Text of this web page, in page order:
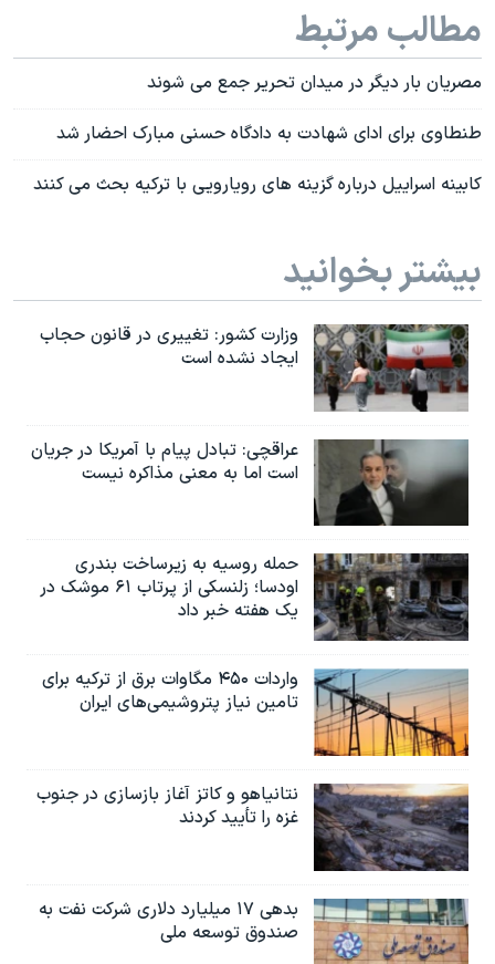
مطالب مرتبط
مصریان بار دیگر در میدان تحریر جمع می شوند
طنطاوی برای ادای شهادت به دادگاه حسنی مبارک احضار شد
کابینه اسراییل درباره گزینه های رویارویی با ترکیه بحث می کنند
بیشتر بخوانید
وزارت کشور: تغییری در قانون حجاب
ایجاد نشده است
عراقچی: تبادل پیام با آمریکا در جریان
است اما به معنی مذاکره نیست
حمله روسیه به زیرساخت بندری
اودسا؛ زلنسکی از پرتاب ۶۱ موشک در
یک هفته خبر داد
واردات ۴۵۰ مگاوات برق از ترکیه برای
تامین نیاز پتروشیمی‌های ایران
نتانیاهو و کاتز آغاز بازسازی در جنوب
غزه را تأیید کردند
بدهی ۱۷ میلیارد دلاری شرکت نفت به
صندوق توسعه ملی